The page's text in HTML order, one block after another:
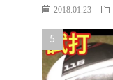
2018.01.23